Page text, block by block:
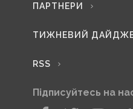
ПАРТНЕРИ
ТИЖНЕВИЙ
RSS
Підписуйтесь на